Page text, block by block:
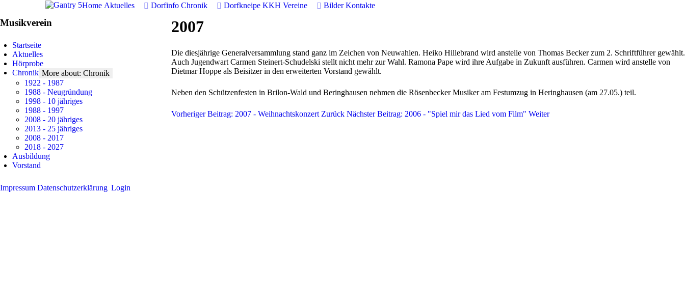
Home Aktuelles Dorfinfo Chronik Dorfkneipe KKH Vereine Bilder Kontakte
Musikverein
Startseite
Aktuelles
Hörprobe
Chronik More about: Chronik
1922 - 1987
1988 - Neugründung
1998 - 10 jähriges
1988 - 1997
2008 - 20 jähriges
2013 - 25 jähriges
2008 - 2017
2018 - 2027
Ausbildung
Vorstand
2007
Die diesjährige Generalversammlung stand ganz im Zeichen von Neuwahlen. Heiko Hillebrand wird anstelle von Thomas Becker zum 2. Schriftführer gewählt.
Auch Jugendwart Carmen Steinert-Schudelski stellt nicht mehr zur Wahl. Ramona Pape wird ihre Aufgabe in Zukunft ausführen. Carmen wird anstelle von
Dietmar Hoppe als Beisitzer in den erweiterten Vorstand gewählt.
Neben den Schützenfesten in Brilon-Wald und Beringhausen nehmen die Rösenbecker Musiker am Festumzug in Heringhausen (am 27.05.) teil.
Vorheriger Beitrag: 2007 - Weihnachtskonzert Zurück Nächster Beitrag: 2006 - "Spiel mir das Lied vom Film" Weiter
Impressum Datenschutzerklärung Login